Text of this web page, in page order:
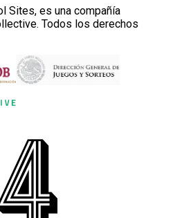
Sites, es una compañía
Todos los derechos